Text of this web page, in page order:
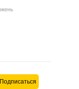
Подписаться